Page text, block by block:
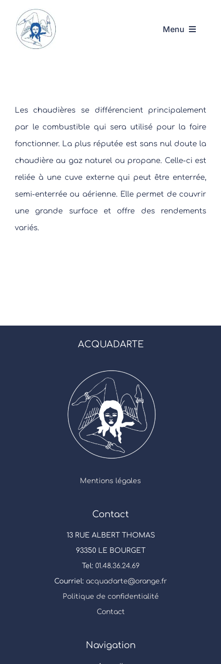
contenu
Menu
Les chaudières se différencient principalement
par le combustible qui sera utilisé pour la faire
fonctionner. La plus réputée est sans nul doute la
chaudière au gaz naturel ou propane. Celle-ci est
reliée à une cuve externe qui peut être enterrée,
semi-enterrée ou aérienne. Elle permet de couvrir
une grande surface et offre des rendements
variés.
ACQUADARTE
Mentions légales
Contact
13 RUE ALBERT THOMAS
93350 LE BOURGET
Tel: 01.48.36.24.69
Courriel: acquadarte@orange.fr
Politique de confidentialité
Contact
Navigation